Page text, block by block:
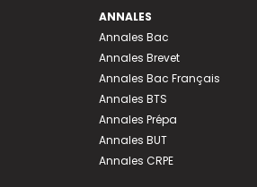
ANNALES
Annales Bac
Annales Brevet
Annales Bac Français
Annales BTS
Annales Prépa
Annales BUT
Annales CRPE